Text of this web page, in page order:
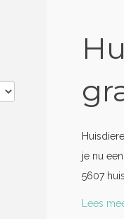
je nu
5607
Lees